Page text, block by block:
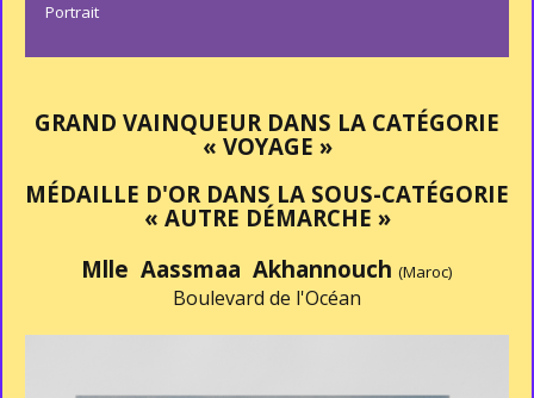
Portrait
GRAND VAINQUEUR DANS LA CATÉGORIE
« VOYAGE »
MÉDAILLE D'OR DANS LA SOUS-CATÉGORIE
« AUTRE DÉMARCHE »
Mlle Aassmaa Akhannouch (Maroc)
Boulevard de l'Océan